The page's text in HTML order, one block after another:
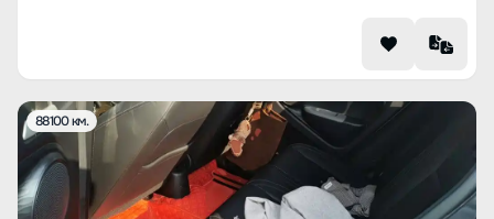
88100 км.